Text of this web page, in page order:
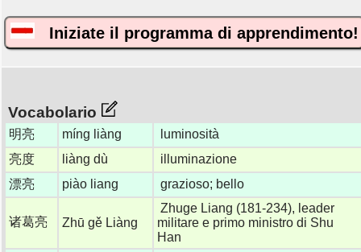
Iniziate il programma di apprendimento!
Vocabolario
明亮 míng liàng
luminosità
亮度
liàng dù
illuminazione
漂亮
piào liang grazioso; bello
诸葛亮 Zhū gě Liàng
Zhuge Liang (181-234), leader
militare e primo ministro di Shu
Han